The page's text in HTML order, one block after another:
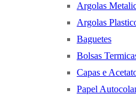
Argolas
Argolas
Baguetes
Bolsas
Capas e
Papel